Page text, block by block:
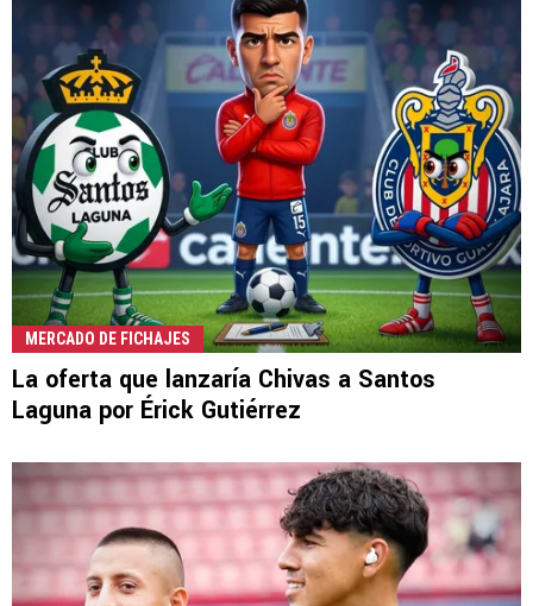
MERCADO DE FICHAJES
La oferta que lanzaría Chivas a Santos
Laguna por Érick Gutiérrez